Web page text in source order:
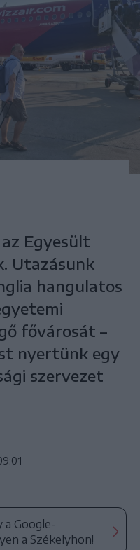
Egyesült
Utazásunk
hangulatos
fővárosát –
nyertünk egy
szervezet
Google-
a Székelyhon!